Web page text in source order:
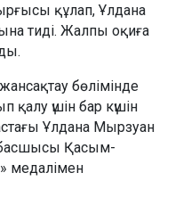
құлап, Ұлдана
тиді. Жалпы оқиға
бөлімінде
үшін бар күшін
Ұлдана Мырзуан
басшысы Қасым-
медалімен